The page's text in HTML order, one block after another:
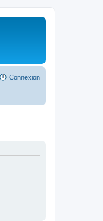
Connexion